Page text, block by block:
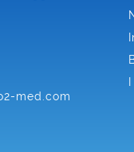
med.com